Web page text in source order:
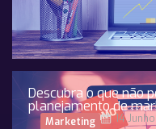
Descubra o que não
planejamento de
Marketing 14